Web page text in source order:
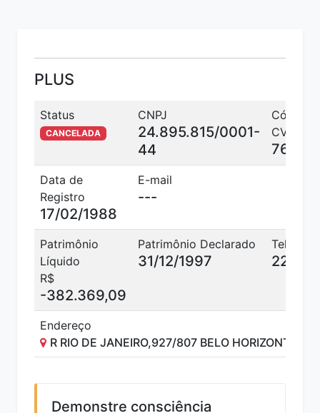
PLUS
Status
CANCELADA
CNPJ
24.895.815/0001-
44
Código
CVM
760
Data de
Registro
17/02/1988
E-mail
---
Patrimônio
Líquido
R$
-382.369,09
Patrimônio Declarado
31/12/1997
Telefone
Endereço
R RIO DE JANEIRO,927/807 BELO HORIZONTE MG
Demonstre consciência